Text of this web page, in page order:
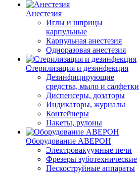
Анестезия
Иглы и шприцы
карпульные
Карпульная анестезия
Одноразовая анестезия
Стерилизация и дезинфекция
Дезинфицирующие
средства, мыло и салфетки
Диспенсеры, дозаторы
Индикаторы, журналы
Контейнеры
Пакеты, рулоны
Оборудование АВЕРОН
Электровакуумные печи
Фрезеры зуботехнические
Пескоструйные аппараты